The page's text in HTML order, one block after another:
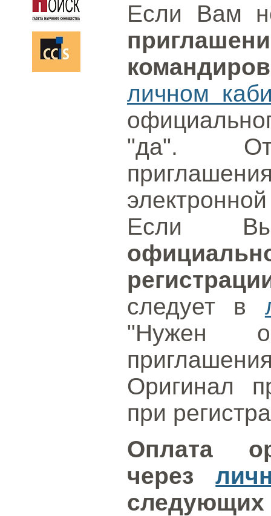
Если Вам
личном
"да".
Если Вы
следует в
"Нужен
Оригинал
при
Оплата
через
следующих